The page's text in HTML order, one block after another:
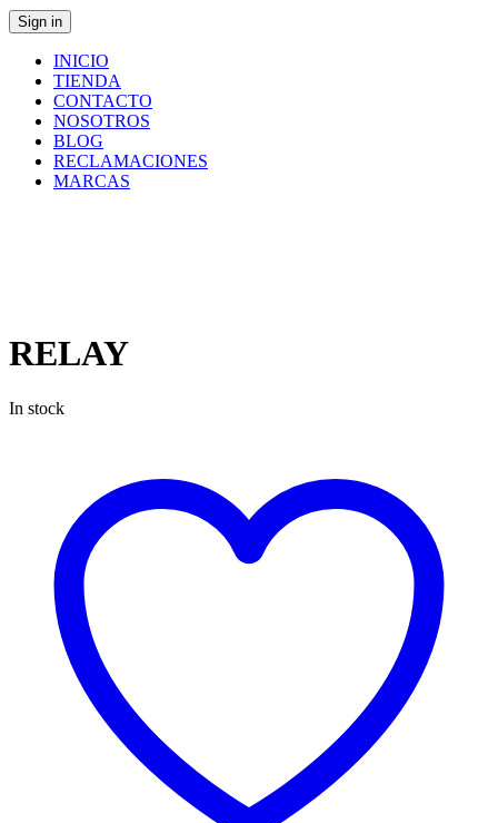
INICIO
TIENDA
CONTACTO
NOSOTROS
BLOG
RECLAMACIONES
MARCAS
RELAY
In stock